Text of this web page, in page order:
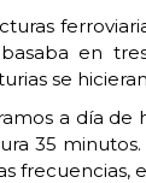
en
se
a día
35
frecuencias,